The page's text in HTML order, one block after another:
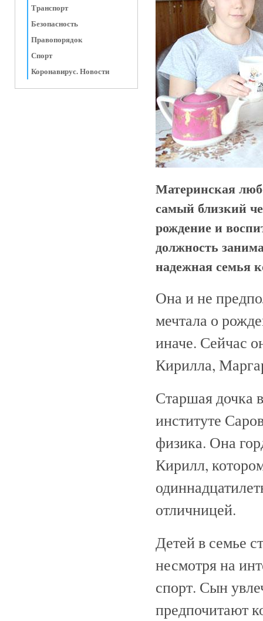
Транспорт
Безопасность
Правопорядок
Спорт
Коронавирус. Новости
Материнская
самый близкий
рождение и
должность
надежная семья
Она и не
мечтала о
иначе. Сейчас
Кирилла,
Старшая дочка
институте
физика. Она
Кирилл,
отличницей.
Детей в семье
несмотря на
спорт. Сын
предпочитают